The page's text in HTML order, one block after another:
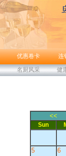
优惠卷卡
连
名厨风采 健
<<
Sun
5 6